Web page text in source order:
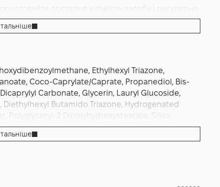
достатню кількість засобу і регулярно
Ethylhexyl Triazone,
Coco-Caprylate/Caprate, Propanediol, Bis-
Carbonate, Glycerin, Lauryl Glucoside,
Butamido Triazone, Hydrogenated
Polyglyceryl-2 Dipolyhydroxystearate, Silica,
6 Laurate, Cetearyl Alcohol, Potassium Cetyl
Oil, Xylitylglucoside, Myristyl Glucoside, 1,2-